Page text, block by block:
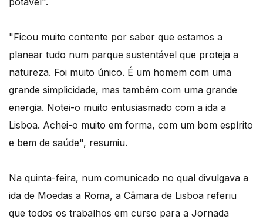
"Ficou muito contente por saber que estamos a
planear tudo num parque sustentável que proteja a
natureza. Foi muito único. É um homem com uma
grande simplicidade, mas também com uma grande
energia. Notei-o muito entusiasmado com a ida a
Lisboa. Achei-o muito em forma, com um bom espírito
e bem de saúde", resumiu.
Na quinta-feira, num comunicado no qual divulgava a
ida de Moedas a Roma, a Câmara de Lisboa referiu
que todos os trabalhos em curso para a Jornada